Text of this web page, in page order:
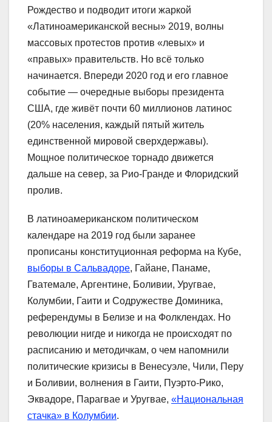
Рождество и подводит итоги жаркой
«Латиноамериканской весны» 2019, волны
массовых протестов против «левых» и
«правых» правительств. Но всё только
начинается. Впереди 2020 год и его главное
событие ― очередные выборы президента
США, где живёт почти 60 миллионов латинос
(20% населения, каждый пятый житель
единственной мировой сверхдержавы).
Мощное политическое торнадо движется
дальше на север, за Рио-Гранде и Флоридский
пролив.
В латиноамериканском политическом
календаре на 2019 год были заранее
прописаны конституционная реформа на Кубе,
выборы в Сальвадоре, Гайане, Панаме,
Гватемале, Аргентине, Боливии, Уругвае,
Колумбии, Гаити и Содружестве Доминика,
референдумы в Белизе и на Фолклендах. Но
революции нигде и никогда не происходят по
расписанию и методичкам, о чем напомнили
политические кризисы в Венесуэле, Чили, Перу
и Боливии, волнения в Гаити, Пуэрто-Рико,
Эквадоре, Парагвае и Уругвае, «Национальная
стачка» в Колумбии.